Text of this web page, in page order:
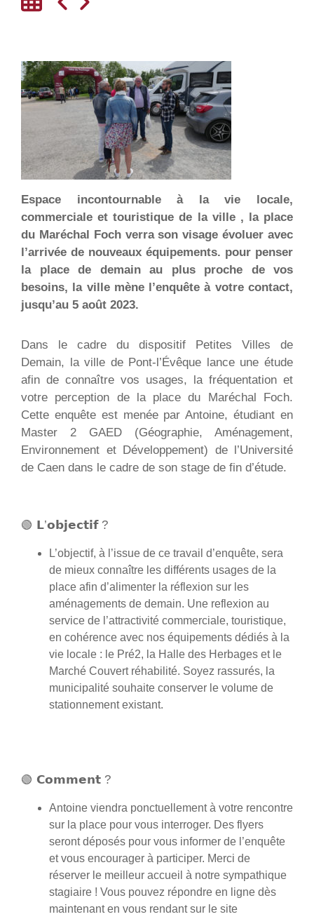
Espace incontournable à la vie locale,
commerciale et touristique de la ville , la place
du Maréchal Foch verra son visage évoluer avec
l’arrivée de nouveaux équipements. pour penser
la place de demain au plus proche de vos
besoins, la ville mène l’enquête à votre contact,
jusqu’au 5 août 2023.
Dans le cadre du dispositif Petites Villes de
Demain, la ville de Pont-l’Évêque lance une étude
afin de connaître vos usages, la fréquentation et
votre perception de la place du Maréchal Foch.
Cette enquête est menée par Antoine, étudiant en
Master 2 GAED (Géographie, Aménagement,
Environnement et Développement) de l’Université
de Caen dans le cadre de son stage de fin d’étude.
🟢 𝗟’𝗼𝗯𝗷𝗲𝗰𝘁𝗶𝗳 ?
L’objectif, à l’issue de ce travail d’enquête, sera
de mieux connaître les différents usages de la
place afin d’alimenter la réflexion sur les
aménagements de demain. Une reflexion au
service de l’attractivité commerciale, touristique,
en cohérence avec nos équipements dédiés à la
vie locale : le Pré2, la Halle des Herbages et le
Marché Couvert réhabilité. Soyez rassurés, la
municipalité souhaite conserver le volume de
stationnement existant.
🟢 𝗖𝗼𝗺𝗺𝗲𝗻𝘁 ?
Antoine viendra ponctuellement à votre rencontre
sur la place pour vous interroger. Des flyers
seront déposés pour vous informer de l’enquête
et vous encourager à participer. Merci de
réserver le meilleur accueil à notre sympathique
stagiaire ! Vous pouvez répondre en ligne dès
maintenant en vous rendant sur le site